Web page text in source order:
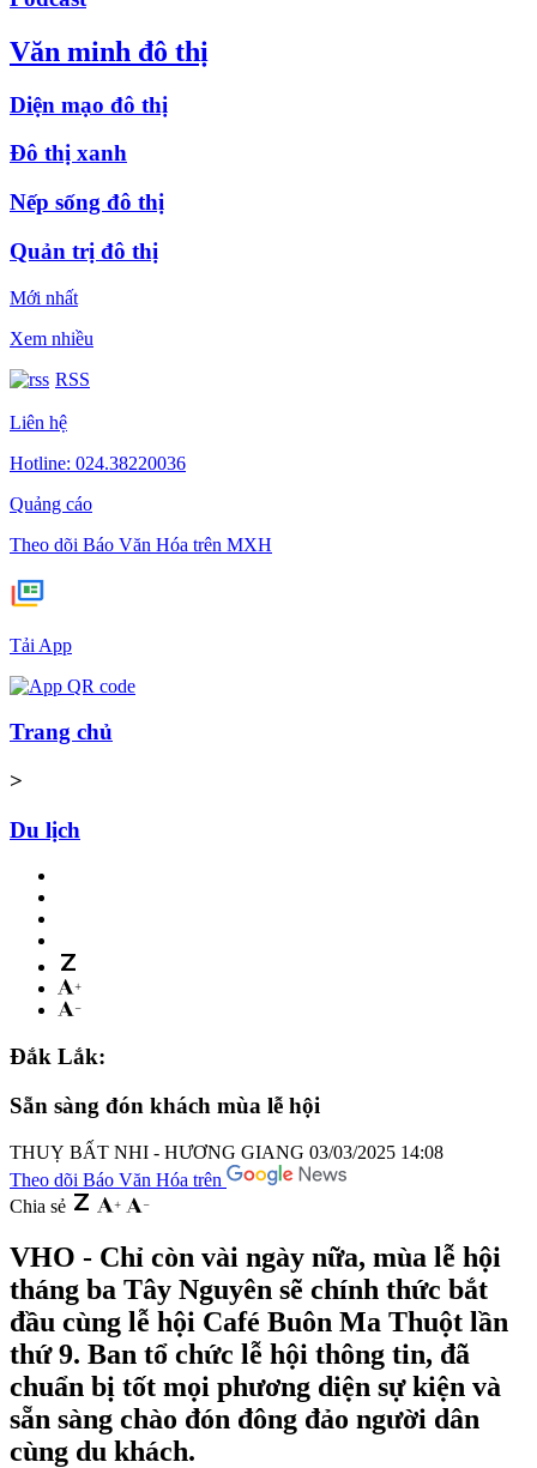
Văn minh đô thị
Diện mạo đô thị
Đô thị xanh
Nếp sống đô thị
Quản trị đô thị
Mới nhất
Xem nhiều
RSS
Liên hệ
Hotline: 024.38220036
Quảng cáo
Theo dõi Báo Văn Hóa trên MXH
Tải App
Trang chủ
>
Du lịch
Đắk Lắk:
Sẵn sàng đón khách mùa lễ hội
THUỴ BẤT NHI - HƯƠNG GIANG 03/03/2025 14:08
Theo dõi Báo Văn Hóa trên
Chia sẻ
VHO - Chỉ còn vài ngày nữa, mùa lễ hội
tháng ba Tây Nguyên sẽ chính thức bắt
đầu cùng lễ hội Café Buôn Ma Thuột lần
thứ 9. Ban tổ chức lễ hội thông tin, đã
chuẩn bị tốt mọi phương diện sự kiện và
sẵn sàng chào đón đông đảo người dân
cùng du khách.